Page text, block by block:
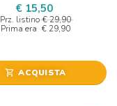
€ 15,50
Prz. listino € 29,90
Prima era € 29,90
shopping_cart ACQUISTA